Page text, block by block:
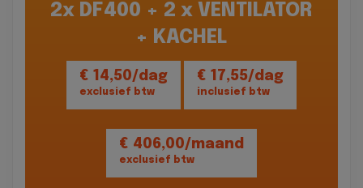
2x DF400 + 2 x VENTILATOR
+ KACHEL
€ 14,50/dag
exclusief btw
€ 17,55/dag
inclusief btw
€ 406,00/maand
exclusief btw